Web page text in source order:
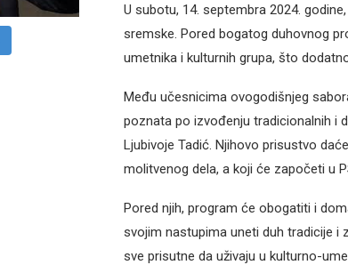
U subotu, 14. septembra 2024.
sremske. Pored bogatog duhovnog
umetnika i kulturnih grupa, što
Među učesnicima ovogodišnjeg
poznata po izvođenju tradicionalnih i
Ljubivoje Tadić. Njihovo prisustvo
molitvenog dela, a koji će započeti u
Pored njih, program će obogatiti i
svojim nastupima uneti duh tradicije i
sve prisutne da uživaju u kulturno-